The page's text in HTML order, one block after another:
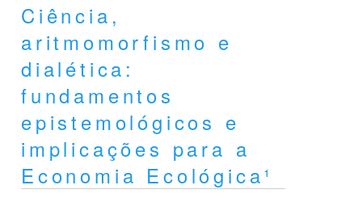
Ciência,
aritmomorfismo e
dialética:
fundamentos
epistemológicos e
implicações para a
Economia Ecológica¹